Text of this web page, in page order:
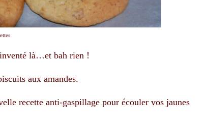
inventé là…et bah rien !
aux amandes.
recette anti-gaspillage pour écouler vos jaunes